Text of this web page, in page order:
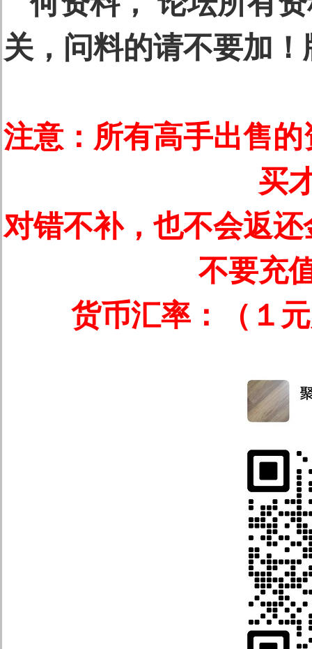
关，问料的请不要加
注意：所有高手出售
买
对错不补，也不会返
不要充
货币汇率：（１